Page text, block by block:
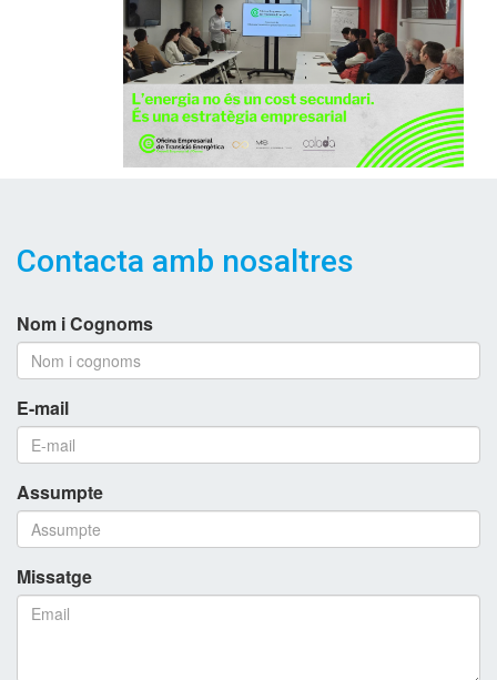
Contacta amb nosaltres
Nom i Cognoms
E-mail
Assumpte
Missatge